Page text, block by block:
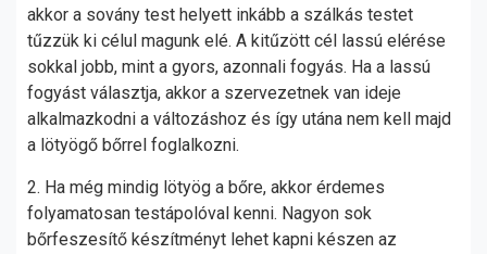
akkor a sovány test helyett inkább a szálkás testet
tűzzük ki célul magunk elé. A kitűzött cél lassú elérése
sokkal jobb, mint a gyors, azonnali fogyás. Ha a lassú
fogyást választja, akkor a szervezetnek van ideje
alkalmazkodni a változáshoz és így utána nem kell majd
a lötyögő bőrrel foglalkozni.
2. Ha még mindig lötyög a bőre, akkor érdemes
folyamatosan testápolóval kenni. Nagyon sok
bőrfeszesítő készítményt lehet kapni készen az